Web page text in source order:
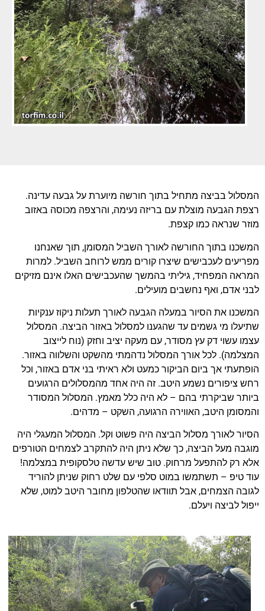
המסלול בביצה מתחיל בתוך חורשה מיוערת על גבעה עדינה.
רצפת הגבעה מוצלת עם בריזה נעימה, והרצפה מכוסה באזוב
מוזר שנראה כמו קצפת.
המשכנו בתוך החורשה לאורך השביל המסומן, תוך שאנחנו
מפריעים לעכבישים שיצרו קורים ממש לרוחב השביל. למרות
המראה המפחיד, גיליתי בהמשך שהעכבישים האלו אינם מזיקים
לבני אדם, ואף נחשבים מועילים.
המשכנו את הסיור במעלה הגבעה לאורך תעלות ניקוז ענקיות
שתיעלו מי גשמים עד שהגענו למסלול באזור הביצה. המסלול
עצמו עשוי דק עץ מסודר, עם מעקה יציב וחזק (נוח לייצוב
המצלמה). לכל אורך המסלול נדהמתי מהשקט והשלווה באזור.
הופתעתי אך ביום הביקור כמעט ולא ראיתי בני אדם באזור, וכל
רחש ציפורים נשמע היטב. זה היה אחד מהמסלולים הרגועים
ביותר שביקרתי בהם – לא היה כלל מאמץ. המסלול המסודר
והמסומן היטב, האווירה הרגועה, השקט – מדהים.
הסיור לאורך מסלול הביצה היה פשוט וקל. המסלול המעגלי היה
מוגבה מעל הביצה, כך שלא ניתן היה להתקרב לצמחים הטורפים
אלא רק להתפעל מרחוק. טוב שיש עדשה טלסקופית במצלמה!
עוד טיפ – תשתמשו במוט סלפי עם שלט רחוק שניתן להוריד
לגובה הצמחים, אבל תוודאו שהטלפון מחובר היטב למוט, שלא
ייפול לביצה ויעלם.